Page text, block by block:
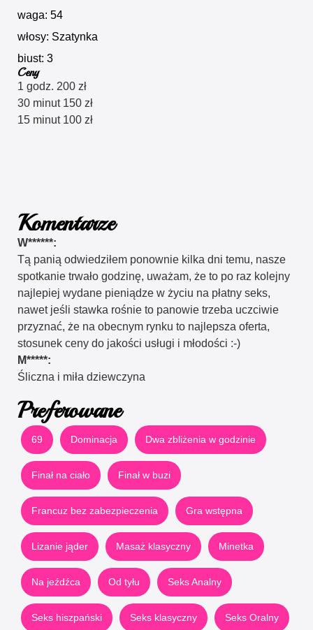
waga: 54
włosy: Szatynka
biust: 3
Ceny
1 godz. 200 zł
30 minut 150 zł
15 minut 100 zł
Komentarze
W******:
Tą panią odwiedziłem ponownie kilka dni temu, nasze
spotkanie trwało godzinę, uważam, że to po raz kolejny
najlepiej wydane pieniądze w życiu na płatny seks,
nawet jeśli stawka rośnie to panowie trzeba uczciwie
przyznać, że na obecnym rynku to najlepsza oferta,
stosunek ceny do jakości usługi i młodości :-)
M*****:
Śliczna i miła dziewczyna
Preferowane
69 Dominacja Dwa zbliżenia w godzinie
Finał na ciało Finał w buzi
Francuz bez zabezpieczenia Gra wstępna
Lizanie jąder Masaż klasyczny Minetka
Na jeźdźca Od tyłu Seks Analny
Seks hiszpański Seks klasyczny Seks Oralny